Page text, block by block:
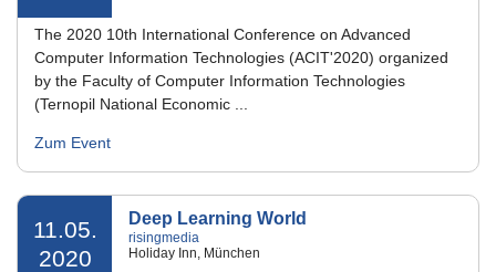
The 2020 10th International Conference on Advanced
Computer Information Technologies (ACIT'2020) organized
by the Faculty of Computer Information Technologies
(Ternopil National Economic ...
Zum Event
11.05.
2020
Deep Learning World
risingmedia
Holiday Inn, München